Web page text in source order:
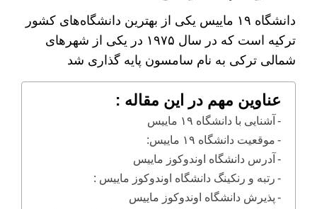
دانشگاه ۱۹ ماییس یکی از بهترین دانشگاه‌های کشور
ترکیه است که در سال ۱۹۷۵ در یکی از شهرهای
شمالی ترکی به نام سامسون پایه گذاری شد
عناوین مهم در این مقاله :
آشنایی با دانشگاه ۱۹ ماییس
موقعیت دانشگاه ۱۹ ماییس:
آدرس دانشگاه اوندوکوز ماییس
رتبه و رنکینگ دانشگاه اوندوکوز ماییس :
پذیرش دانشگاه اوندوکوز ماییس